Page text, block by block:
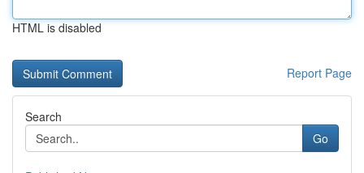
HTML is disabled
Report Page
Search
Go